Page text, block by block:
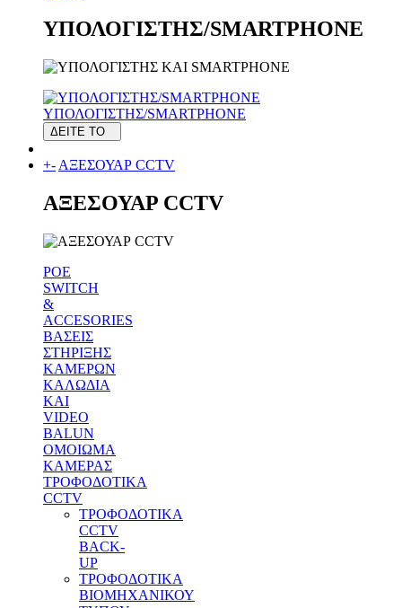
ΥΠΟΛΟΓΙΣΤΗΣ/SMARTPHONE
ΥΠΟΛΟΓΙΣΤΗΣ/SMARTPHONE
ΔΕΙΤΕ ΤΟ
+- ΑΞΕΣΟΥΑΡ CCTV
ΑΞΕΣΟΥΑΡ CCTV
POE
SWITCH
&
ACCESORIES
ΒΑΣΕΙΣ
ΣΤΗΡΙΞΗΣ
ΚΑΜΕΡΩΝ
ΚΑΛΩΔΙΑ
ΚΑΙ
VIDEO
BALUN
ΟΜΟΙΩΜΑ
ΚΑΜΕΡΑΣ
ΤΡΟΦΟΔΟΤΙΚΑ
CCTV
ΤΡΟΦΟΔΟΤΙΚΑ
CCTV
BACK-
UP
ΤΡΟΦΟΔΟΤΙΚΑ
ΒΙΟΜΗΧΑΝΙΚΟΥ